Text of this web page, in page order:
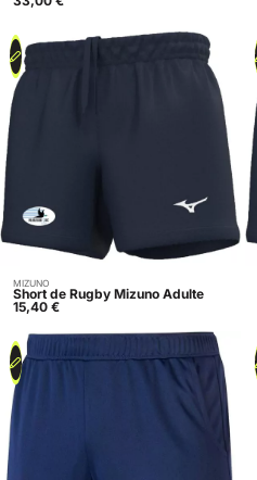
Acheter
MIZUNO
Short de Rugby Mizuno Adulte
15,40 €